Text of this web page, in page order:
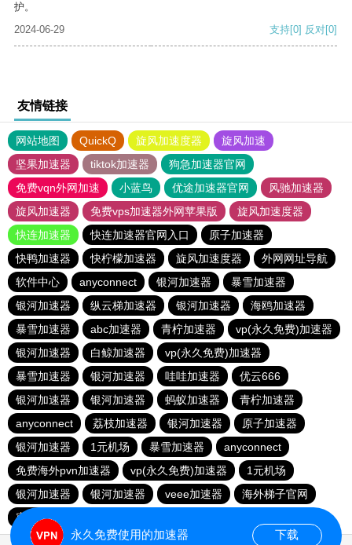
护。
2024-06-29
支持[0] 反对[0]
友情链接
网站地图 QuickQ 旋风加速度器
旋风加速
坚果加速器
tiktok加速器
狗急加速器官网
免费vqn外网加速
小蓝鸟 优途加速器官网
风驰加速器
旋风加速器
免费vps加速器外网苹果版
旋风加速度器
快连加速器
快连加速器官网入口
原子加速器
快鸭加速器
快柠檬加速器 旋风加速度器
外网网址导航
软件中心
anyconnect 银河加速器
暴雪加速器
银河加速器
纵云梯加速器 银河加速器
海鸥加速器
暴雪加速器
abc加速器 青柠加速器
vp(永久免费)加速器
银河加速器
白鲸加速器
vp(永久免费)加速器
暴雪加速器
银河加速器 哇哇加速器
优云666
银河加速器
银河加速器 蚂蚁加速器
青柠加速器
anyconnect
荔枝加速器 银河加速器
原子加速器
银河加速器
1元机场 暴雪加速器
anyconnect
免费海外pvn加速器
vp(永久免费)加速器
1元机场
银河加速器
银河加速器 veee加速器
海外梯子官网
蜜蜂加速器
永久免费使用的加速器 下载